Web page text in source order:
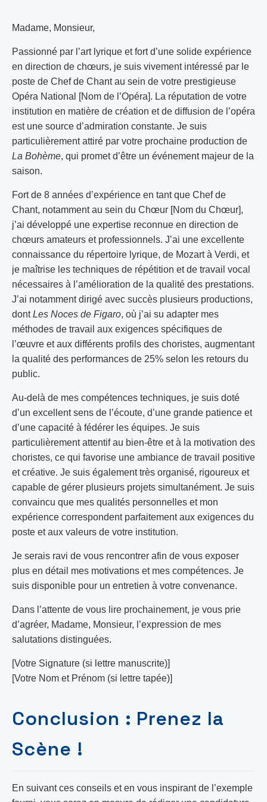
Madame, Monsieur,
Passionné par l’art lyrique et fort d’une solide expérience
en direction de chœurs, je suis vivement intéressé par le
poste de Chef de Chant au sein de votre prestigieuse
Opéra National [Nom de l’Opéra]. La réputation de votre
institution en matière de création et de diffusion de l’opéra
est une source d’admiration constante. Je suis
particulièrement attiré par votre prochaine production de
La Bohème, qui promet d’être un événement majeur de la
saison.
Fort de 8 années d’expérience en tant que Chef de
Chant, notamment au sein du Chœur [Nom du Chœur],
j’ai développé une expertise reconnue en direction de
chœurs amateurs et professionnels. J’ai une excellente
connaissance du répertoire lyrique, de Mozart à Verdi, et
je maîtrise les techniques de répétition et de travail vocal
nécessaires à l’amélioration de la qualité des prestations.
J’ai notamment dirigé avec succès plusieurs productions,
dontLes Noces de Figaro, où j’ai su adapter mes
méthodes de travail aux exigences spécifiques de
l’œuvre et aux différents profils des choristes, augmentant
la qualité des performances de 25% selon les retours du
public.
Au-delà de mes compétences techniques, je suis doté
d’un excellent sens de l’écoute, d’une grande patience et
d’une capacité à fédérer les équipes. Je suis
particulièrement attentif au bien-être et à la motivation des
choristes, ce qui favorise une ambiance de travail positive
et créative. Je suis également très organisé, rigoureux et
capable de gérer plusieurs projets simultanément. Je suis
convaincu que mes qualités personnelles et mon
expérience correspondent parfaitement aux exigences du
poste et aux valeurs de votre institution.
Je serais ravi de vous rencontrer afin de vous exposer
plus en détail mes motivations et mes compétences. Je
suis disponible pour un entretien à votre convenance.
Dans l’attente de vous lire prochainement, je vous prie
d’agréer, Madame, Monsieur, l’expression de mes
salutations distinguées.
[Votre Signature (si lettre manuscrite)]
[Votre Nom et Prénom (si lettre tapée)]
Conclusion : Prenez la
Scène !
En suivant ces conseils et en vous inspirant de l’exemple